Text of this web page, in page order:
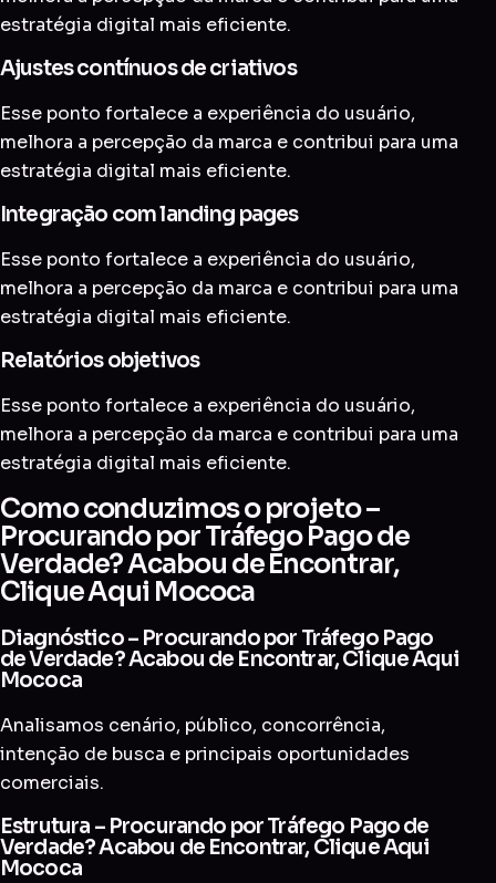
estratégia digital mais eficiente.
Ajustes contínuos de criativos
Esse ponto fortalece a experiência do usuário,
melhora a percepção da marca e contribui para uma
estratégia digital mais eficiente.
Integração com landing pages
Esse ponto fortalece a experiência do usuário,
melhora a percepção da marca e contribui para uma
estratégia digital mais eficiente.
Relatórios objetivos
Esse ponto fortalece a experiência do usuário,
melhora a percepção da marca e contribui para uma
estratégia digital mais eficiente.
Como conduzimos o projeto –
Procurando por Tráfego Pago de
Verdade? Acabou de Encontrar,
Clique Aqui Mococa
Diagnóstico – Procurando por Tráfego Pago
de Verdade? Acabou de Encontrar, Clique Aqui
Mococa
Analisamos cenário, público, concorrência,
intenção de busca e principais oportunidades
comerciais.
Estrutura – Procurando por Tráfego Pago de
Verdade? Acabou de Encontrar, Clique Aqui
Mococa